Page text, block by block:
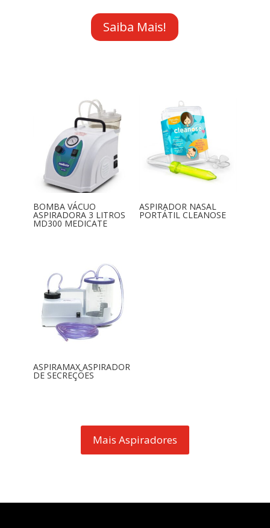
Saiba Mais!
BOMBA VÁCUO
ASPIRADORA 3 LITROS
MD300 MEDICATE
ASPIRADOR NASAL
PORTÁTIL CLEANOSE
ASPIRAMAX ASPIRADOR
DE SECREÇÕES
Mais Aspiradores